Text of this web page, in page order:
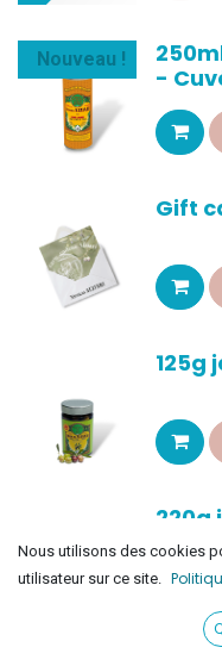
Nouveau !
-
Gift
125g
220g
Nous utilisons des cookies
utilisateur sur ce site.